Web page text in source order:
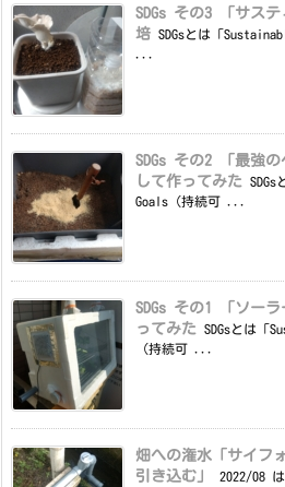
SDGs その3 「サス
培 SDGsとは「
SDGs その2 「最強
して作ってみた
Goals（持続可 ...
SDGs その1 「ソー
ってみた
SDGsとは「
（持続可 ...
畑への潅水「サイフ
引き込む」
2022/08